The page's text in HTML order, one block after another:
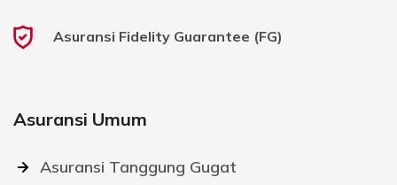
Asuransi Umum
Asuransi Tanggung Gugat
Asuransi Fidelity Guarantee (FG)